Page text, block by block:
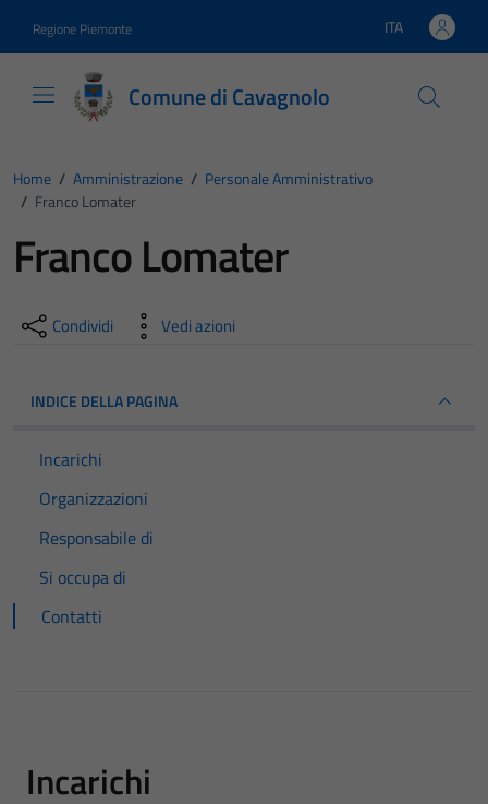
Regione Piemonte Lingua attiva:
ITA
Comune di Cavagnolo
Home / Amministrazione / Personale Amministrativo
/ Franco Lomater
Franco Lomater
Condividi Vedi azioni
INDICE DELLA PAGINA
Incarichi
Organizzazioni
Responsabile di
Si occupa di
Contatti
Incarichi